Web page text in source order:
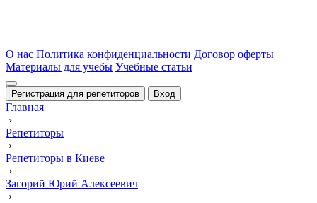
О нас Политика конфиденциальности Договор оферты
Материалы для учебы Учебные статьи
Регистрация для репетиторов Вход
Главная
›
Репетиторы
›
Репетиторы в Киеве
›
Загорий Юрий Алексеевич
›